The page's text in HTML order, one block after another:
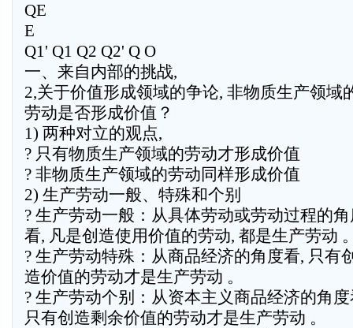
QE
E
Q1' Q1 Q2 Q2' Q O
一、来自内部的挑战,
2,关于价值形成领域的争论, 非物质生产领域
劳动是否形成价值？
1) 两种对立的观点,
? 只有物质生产领域的劳动才形成价值
? 非物质生产领域的劳动同样形成价值
2) 生产劳动一般、特殊和个别
? 生产劳动一般：从具体劳动或劳动过程的
看, 凡是创造使用价值的劳动, 都是生产劳动
? 生产劳动特殊：从商品经济的角度看, 只有
造价值的劳动才是生产劳动 。
? 生产劳动个别：从资本主义商品经济的角度
只有创造剩余价值的劳动才是生产劳动 。